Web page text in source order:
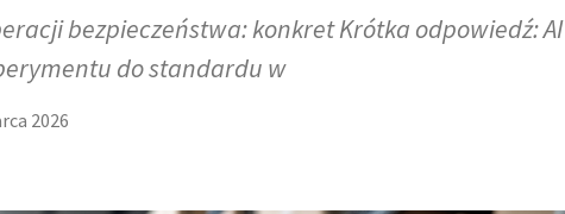
bezpieczeństwa: konkret Krótka odpowiedź: AI
do standardu w
2026